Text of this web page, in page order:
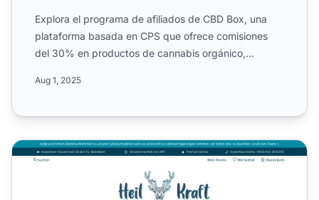
Explora el programa de afiliados de CBD Box, una
plataforma basada en CPS que ofrece comisiones
del 30% en productos de cannabis orgánico,
Aug 1, 2025
Programa de Afiliados Heilkraft